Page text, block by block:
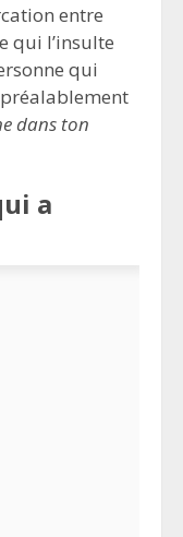
entre
qui l’insulte
qui
dans ton
a